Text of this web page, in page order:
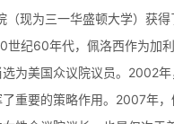
现为三一华盛顿大学）获
世纪60年代，佩洛西作为加
为美国众议院议员。2002
重要的策略作用。2007年